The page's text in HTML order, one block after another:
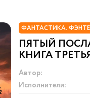
ФАНТАСТИКА.
ПЯТЫЙ
КНИГА
Автор:
Исполнители: